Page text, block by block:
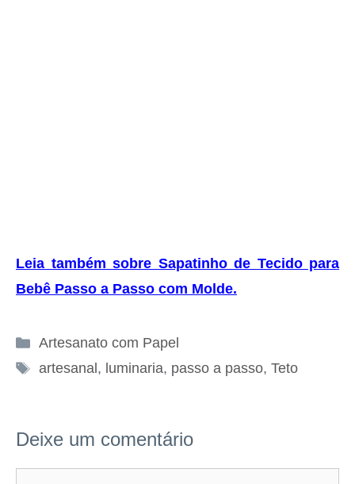
Leia também sobre Sapatinho de Tecido para
Bebê Passo a Passo com Molde.
Categorias
Artesanato com Papel
Tags
artesanal , luminaria, passo a passo, Teto
Deixe um comentário